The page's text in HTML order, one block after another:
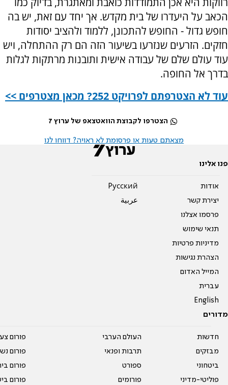
הכאב על היעדרו של בית מקדש. אך יחד עם זאת, יש בה
חופש גדול - החופש להתכונן, ללמוד ולהציב יסודות
חזקים. הזרעים שנזרעו בשיעור הזה הם רק ההתחלה, ויש
עוד עולם שלם של עבודה אישית ותובנות מרתקות לגלות
בדרך אל החופה.
עוד לא הצטרפתם לפרויקט 252? מכאן מצטרפים >>
הצטרפו לקבוצת הוואטצאפ של ערוץ 7
מצאתם טעות או פרסומת לא ראויה? דווחו לנו
פנו אלינו
אודות
יצירת קשר
פרסמו אצלנו
תנאי שימוש
מדיניות פרטיות
הצהרת נגישות
המייל האדום
עברית
English
Pусский
عربية
מדורים
חדשות
מבזקים
ביטחוני
פוליטי-מדיני
העולם הערבי
תרבות ופנאי
ספורט
פורומים
פורום
פורום
פורום
פורום